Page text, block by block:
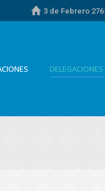
3 de Febrero
DELEGACIONES